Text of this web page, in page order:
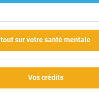
tout sur votre santé mentale
Vos crédits